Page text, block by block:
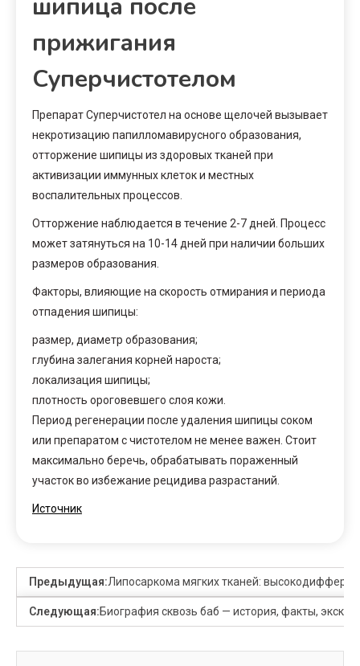
шипица после
прижигания
Суперчистотелом
Препарат Суперчистотел на основе щелочей вызывает
некротизацию папилломавирусного образования,
отторжение шипицы из здоровых тканей при
активизации иммунных клеток и местных
воспалительных процессов.
Отторжение наблюдается в течение 2-7 дней. Процесс
может затянуться на 10-14 дней при наличии больших
размеров образования.
Факторы, влияющие на скорость отмирания и периода
отпадения шипицы:
размер, диаметр образования;
глубина залегания корней нароста;
локализация шипицы;
плотность ороговевшего слоя кожи.
Период регенерации после удаления шипицы соком
или препаратом с чистотелом не менее важен. Стоит
максимально беречь, обрабатывать пораженный
участок во избежание рецидива разрастаний.
Источник
Предыдущая:Липосаркома мягких тканей:
Следующая:Биография сквозь баб — история, факты,